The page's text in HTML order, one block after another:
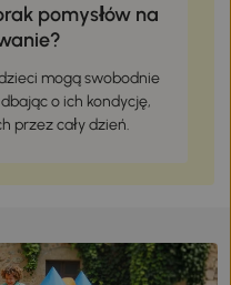
mogą swobodnie
o ich kondycję,
przez cały dzień.